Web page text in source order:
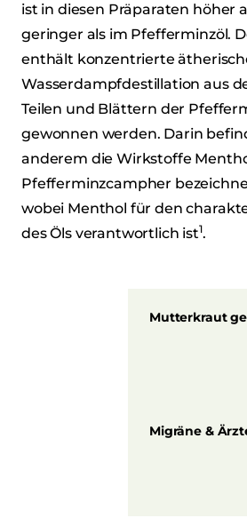
ist in diesen Präparaten höher
geringer als im Pfefferminzöl.
enthält konzentrierte
Wasserdampfdestillation aus
Teilen und Blättern der
gewonnen werden. Darin
anderem die Wirkstoffe
Pfefferminzcampher
wobei Menthol für den
des Öls verantwortlich ist1.
Mutterkraut
Migräne &